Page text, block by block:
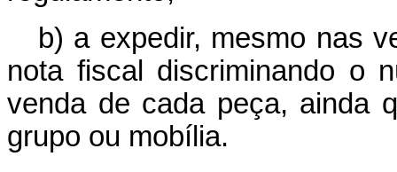
b) a expedir, mesmo nas
nota fiscal discriminando o
venda de cada peça, ainda
grupo ou mobília.